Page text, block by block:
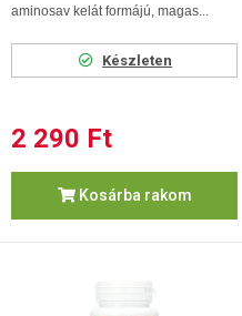
aminosav kelát formájú, magas...
Készleten
2 290 Ft
Kosárba rakom